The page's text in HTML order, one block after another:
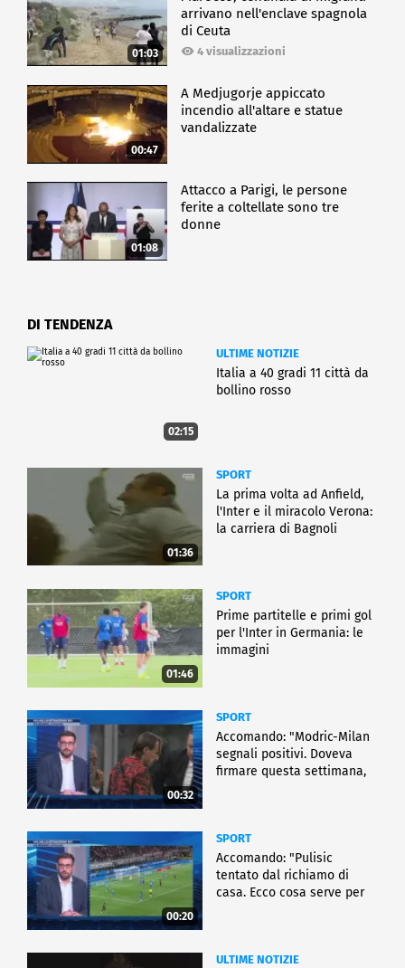
01:03
arrivano nell'enclave spagnola
di Ceuta
4 visualizzazioni
00:47
A Medjugorje appiccato
incendio all'altare e statue
vandalizzate
01:08
Attacco a Parigi, le persone
ferite a coltellate sono tre
donne
DI TENDENZA
02:15
ULTIME NOTIZIE
Italia a 40 gradi 11 città da
bollino rosso
01:36
SPORT
La prima volta ad Anfield,
l'Inter e il miracolo Verona:
la carriera di Bagnoli
01:46
SPORT
Prime partitelle e primi gol
per l'Inter in Germania: le
immagini
00:32
SPORT
Accomando: "Modric-Milan
segnali positivi. Doveva
firmare questa settimana,
00:20
SPORT
Accomando: "Pulisic
tentato dal richiamo di
casa. Ecco cosa serve per
ULTIME NOTIZIE